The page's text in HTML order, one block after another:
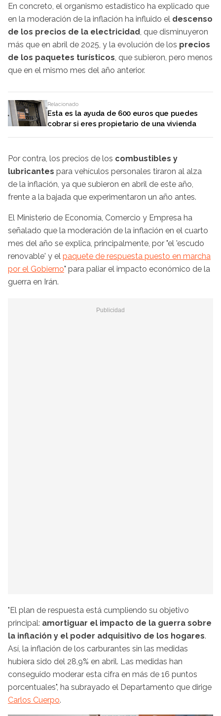
En concreto, el organismo estadístico ha explicado que
en la moderación de la inflación ha influido el descenso
de los precios de la electricidad, que disminuyeron
más que en abril de 2025, y la evolución de los precios
de los paquetes turísticos, que subieron, pero menos
que en el mismo mes del año anterior.
Relacionado
Esta es la ayuda de 600 euros que puedes
cobrar si eres propietario de una vivienda
Por contra, los precios de los combustibles y
lubricantes para vehículos personales tiraron al alza
de la inflación, ya que subieron en abril de este año,
frente a la bajada que experimentaron un año antes.
El Ministerio de Economía, Comercio y Empresa ha
señalado que la moderación de la inflación en el cuarto
mes del año se explica, principalmente, por "el 'escudo
renovable' y el paquete de respuesta puesto en marcha
por el Gobierno" para paliar el impacto económico de la
guerra en Irán.
"El plan de respuesta está cumpliendo su objetivo
principal: amortiguar el impacto de la guerra sobre
la inflación y el poder adquisitivo de los hogares.
Así, la inflación de los carburantes sin las medidas
hubiera sido del 28,9% en abril. Las medidas han
conseguido moderar esta cifra en más de 16 puntos
porcentuales", ha subrayado el Departamento que dirige
Carlos Cuerpo.